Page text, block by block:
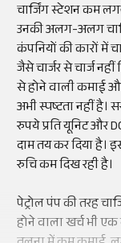
चार्जिंग स्टेशन कम
उनकी अलग-अलग
कंपनियों की कारों में
जैसे चार्जर से चार्ज
से होने वाली कमाई
अभी स्पष्टता नहीं है।
रुपये प्रति यूनिट और
दाम तय कर दिया है।
रुचि कम दिख रही है।
पेट्रोल पंप की तरह
होने वाला खर्च भी एक